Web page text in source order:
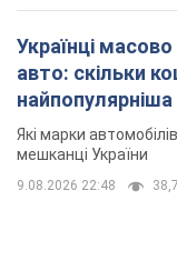
Українці
авто: скільки
Які марки
мешканці України
9.08.2026 22:48